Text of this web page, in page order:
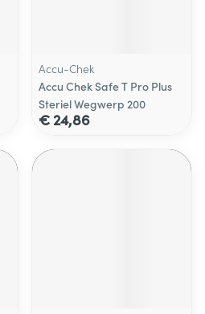
Accu-Chek
Accu Chek Safe T Pro Plus
Steriel Wegwerp 200
€ 24,86